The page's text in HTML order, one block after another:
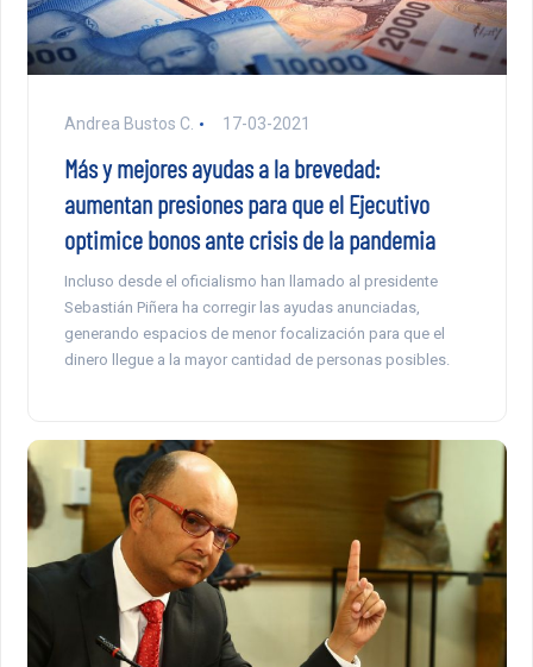
Andrea Bustos C. 17-03-2021
Más y mejores ayudas a la brevedad:
aumentan presiones para que el Ejecutivo
optimice bonos ante crisis de la pandemia
Incluso desde el oficialismo han llamado al presidente
Sebastián Piñera ha corregir las ayudas anunciadas,
generando espacios de menor focalización para que el
dinero llegue a la mayor cantidad de personas posibles.